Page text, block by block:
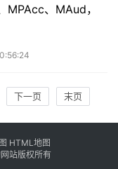
MPAcc、MAud，
下一页 末页
HTML地图
站版权所有